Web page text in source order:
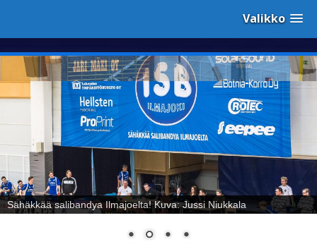
Valikko
Sähäkkää salibandya Ilmajoelta! Kuva: Jussi Niukkala